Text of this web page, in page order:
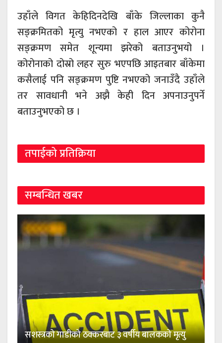
उहाँले विगत केहिदिनदेखि बाँके जिल्लाका कुनै
सङ्क्रमितको मृत्यु नभएको र हाल आएर कोरोना
सङ्क्रमण समेत शून्यमा झरेको बताउनुभयो ।
कोरोनाको दोस्रो लहर सुरु भएपछि आइतबार बाँकेमा
कसैलाई पनि सङ्क्रमण पुष्टि नभएको जनाउँदै उहाँले
तर सावधानी भने अझै केही दिन अपनाउनुपर्ने
बताउनुभएको छ ।
तपाईको प्रतिक्रिया
सम्बन्धित खबर
सशस्त्रको गाडीको ठक्करबाट ३ वर्षीय बालकको मृत्यु